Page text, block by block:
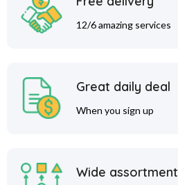
12/6 amazing services
Great daily deal
When you sign up
Wide assortment